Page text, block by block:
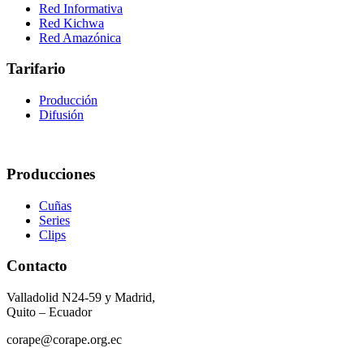
Red Informativa
Red Kichwa
Red Amazónica
Tarifario
Producción
Difusión
Producciones
Cuñas
Series
Clips
Contacto
Valladolid N24-59 y Madrid,
Quito – Ecuador
corape@corape.org.ec